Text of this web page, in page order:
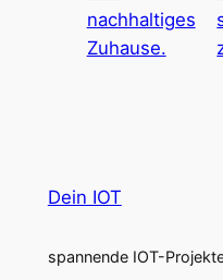
nachhaltiges
Zuhause.
Dein IOT
spannende IOT-